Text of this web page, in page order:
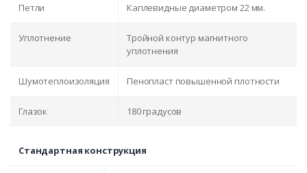
Петли Каплевидные диаметром 22 мм.
Уплотнение
Тройной контур магнитного
уплотнения
Шумотеплоизоляция Пенопласт повышенной плотности
Глазок 180 градусов
Стандартная конструкция